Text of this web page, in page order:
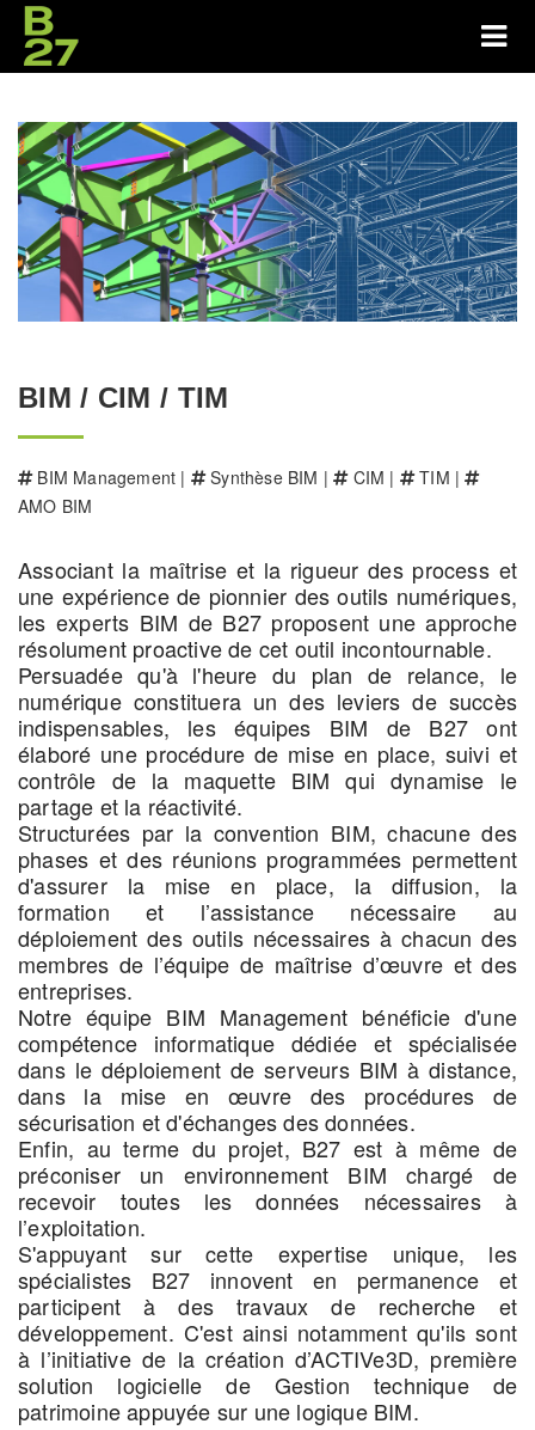
BIM / CIM / TIM
BIM Management | Synthèse BIM | CIM |
TIM |
AMO BIM
Associant la maîtrise et la rigueur des process et
une expérience de pionnier des outils numériques,
les experts BIM de B27 proposent une approche
résolument proactive de cet outil incontournable.
Persuadée qu'à l'heure du plan de relance, le
numérique constituera un des leviers de succès
indispensables, les équipes BIM de B27 ont
élaboré une procédure de mise en place, suivi et
contrôle de la maquette BIM qui dynamise le
partage et la réactivité.
Structurées par la convention BIM, chacune des
phases et des réunions programmées permettent
d'assurer la mise en place, la diffusion, la
formation et l’assistance nécessaire au
déploiement des outils nécessaires à chacun des
membres de l’équipe de maîtrise d’œuvre et des
entreprises.
Notre équipe BIM Management bénéficie d'une
compétence informatique dédiée et spécialisée
dans le déploiement de serveurs BIM à distance,
dans la mise en œuvre des procédures de
sécurisation et d'échanges des données.
Enfin, au terme du projet, B27 est à même de
préconiser un environnement BIM chargé de
recevoir toutes les données nécessaires à
l’exploitation.
S'appuyant sur cette expertise unique, les
spécialistes B27 innovent en permanence et
participent à des travaux de recherche et
développement. C'est ainsi notamment qu'ils sont
à l’initiative de la création d’ACTIVe3D, première
solution logicielle de Gestion technique de
patrimoine appuyée sur une logique BIM.